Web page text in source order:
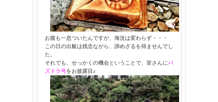
お腹も一息ついたんですが、海況は変わらず・・・
この日の出艇は残念ながら、諦めざるを得ませんでし
た。
それでも、せっかくの機会ということで、皆さんにパ
ズドラ号をお披露目♪